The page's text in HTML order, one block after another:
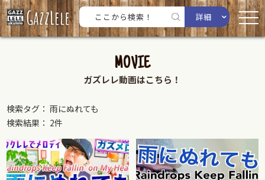
詳細
MOVIE
ガズレレ動画はこちら！
検索タグ： 雨にぬれても
検索結果： 2件